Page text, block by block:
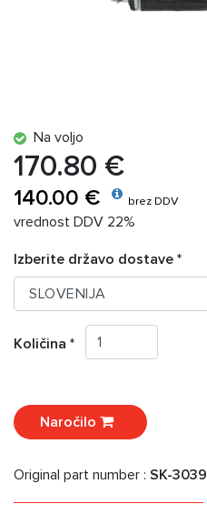
Na voljo
170.80 €
140.00 € brez DDV
vrednost DDV 22%
Izberite državo dostave *
Količina *
Naročilo
Original part number : SK-3039